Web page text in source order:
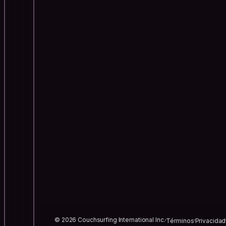
© 2026 Couchsurfing International Inc.TérminosPrivacidad